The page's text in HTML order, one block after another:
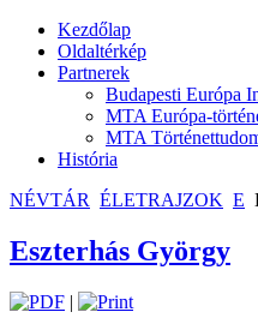
Kezdőlap
Oldaltérkép
Partnerek
Budapesti Európa
MTA Európa-
MTA
História
NÉVTÁR ÉLETRAJZOK E
Eszterhás György
|